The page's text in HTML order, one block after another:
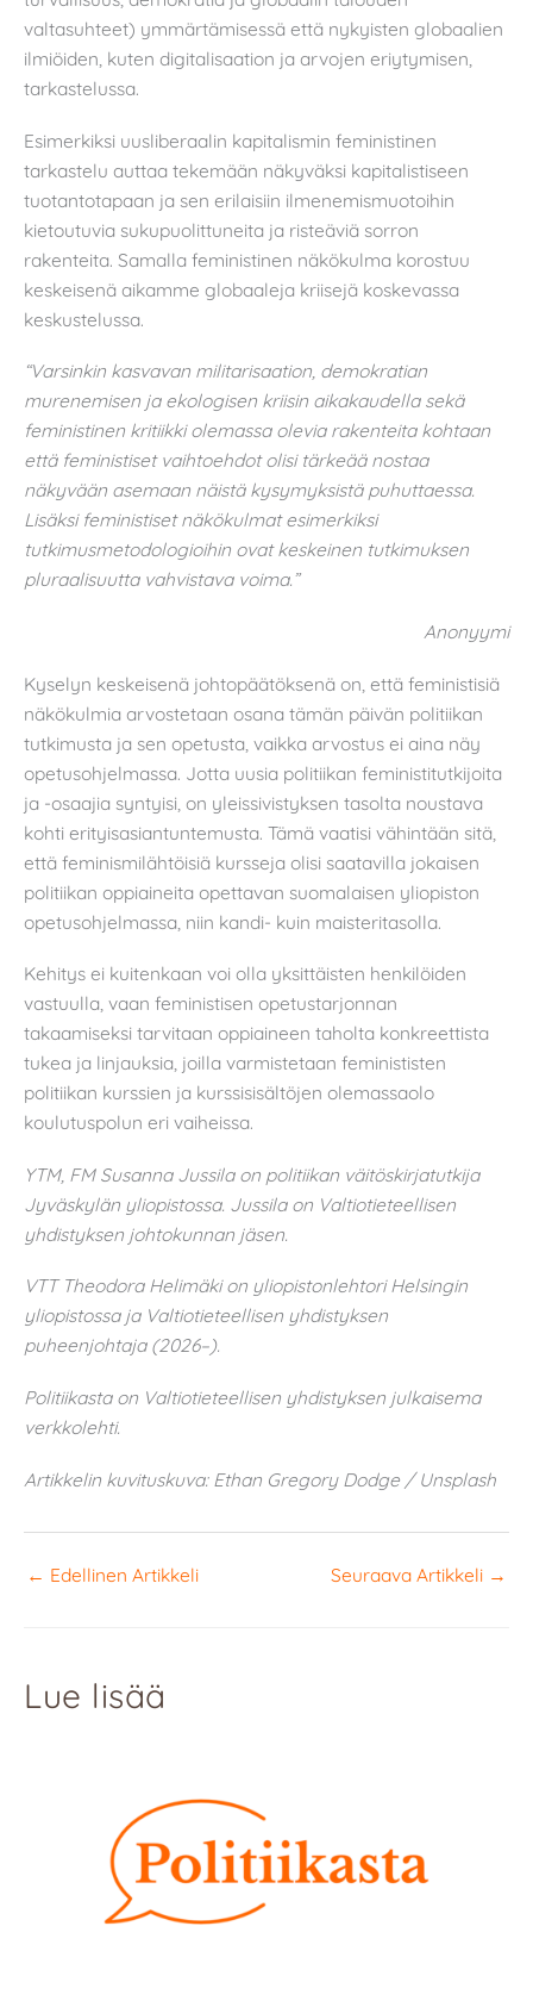
valtasuhteet) ymmärtämisessä että nykyisten globaalien
ilmiöiden, kuten digitalisaation ja arvojen eriytymisen,
tarkastelussa.
Esimerkiksi uusliberaalin kapitalismin feministinen
tarkastelu auttaa tekemään näkyväksi kapitalistiseen
tuotantotapaan ja sen erilaisiin ilmenemismuotoihin
kietoutuvia sukupuolittuneita ja risteäviä sorron
rakenteita. Samalla feministinen näkökulma korostuu
keskeisenä aikamme globaaleja kriisejä koskevassa
keskustelussa.
“Varsinkin kasvavan militarisaation, demokratian
murenemisen ja ekologisen kriisin aikakaudella sekä
feministinen kritiikki olemassa olevia rakenteita kohtaan
että feministiset vaihtoehdot olisi tärkeää nostaa
näkyvään asemaan näistä kysymyksistä puhuttaessa.
Lisäksi feministiset näkökulmat esimerkiksi
tutkimusmetodologioihin ovat keskeinen tutkimuksen
pluraalisuutta vahvistava voima.”
Anonyymi
Kyselyn keskeisenä johtopäätöksenä on, että feministisiä
näkökulmia arvostetaan osana tämän päivän politiikan
tutkimusta ja sen opetusta, vaikka arvostus ei aina näy
opetusohjelmassa. Jotta uusia politiikan feministitutkijoita
ja -osaajia syntyisi, on yleissivistyksen tasolta noustava
kohti erityisasiantuntemusta. Tämä vaatisi vähintään sitä,
että feminismilähtöisiä kursseja olisi saatavilla jokaisen
politiikan oppiaineita opettavan suomalaisen yliopiston
opetusohjelmassa, niin kandi- kuin maisteritasolla.
Kehitys ei kuitenkaan voi olla yksittäisten henkilöiden
vastuulla, vaan feministisen opetustarjonnan
takaamiseksi tarvitaan oppiaineen taholta konkreettista
tukea ja linjauksia, joilla varmistetaan feminististen
politiikan kurssien ja kurssisisältöjen olemassaolo
koulutuspolun eri vaiheissa.
YTM, FM Susanna Jussila on politiikan väitöskirjatutkija
Jyväskylän yliopistossa. Jussila on Valtiotieteellisen
yhdistyksen johtokunnan jäsen.
VTT Theodora Helimäki on yliopistonlehtori Helsingin
yliopistossa ja Valtiotieteellisen yhdistyksen
puheenjohtaja (2026–).
Politiikasta on Valtiotieteellisen yhdistyksen julkaisema
verkkolehti.
Artikkelin kuvituskuva: Ethan Gregory Dodge / Unsplash
← Edellinen Artikkeli Seuraava Artikkeli →
Lue lisää